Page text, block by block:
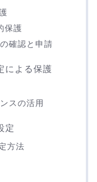
保護
確認と申請
による保護
スの活用
定
方法